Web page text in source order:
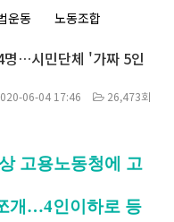
운동 노동조합
명…시민단체 '가짜 5인
06-04 17:46 26,473회
고용노동청에 고
개…4인이하로 등